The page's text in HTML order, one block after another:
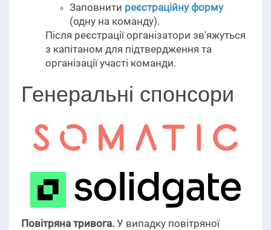
Заповнити реєстраційну форму
(одну на команду).
Після реєстрації організатори зв'яжуться
з капітаном для підтвердження та
організації участі команди.
Генеральні спонсори
Повітряна тривога. У випадку повітряної